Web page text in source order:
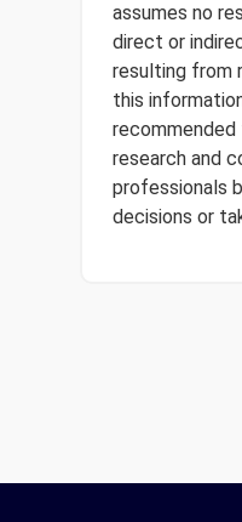
assumes no
direct or
resulting from
this
research and
professionals
decisions or